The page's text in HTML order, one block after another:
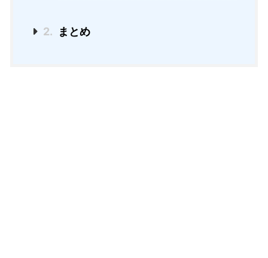
2. まとめ